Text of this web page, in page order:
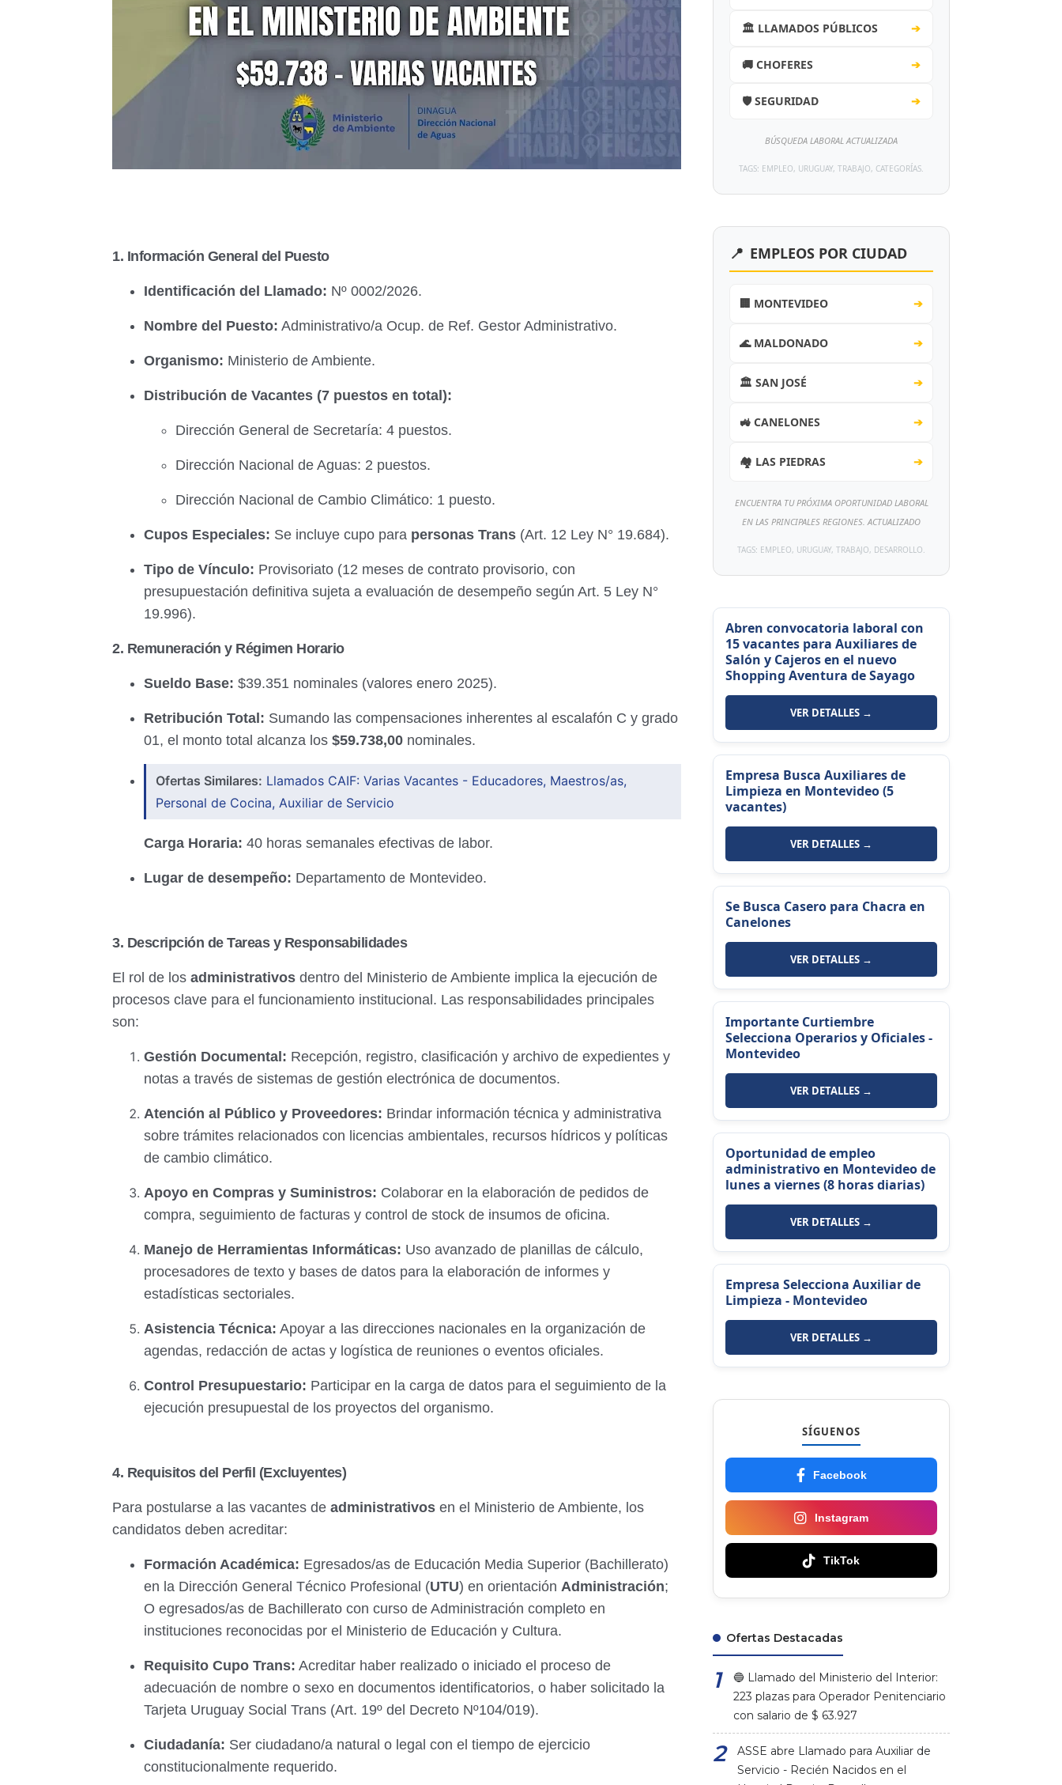
1. Información General del Puesto
Identificación del Llamado: Nº 0002/2026.
Nombre del Puesto: Administrativo/a Ocup. de Ref. Gestor Administrativo.
Organismo: Ministerio de Ambiente.
Distribución de Vacantes (7 puestos en total):
Dirección General de Secretaría: 4 puestos.
Dirección Nacional de Aguas: 2 puestos.
Dirección Nacional de Cambio Climático: 1 puesto.
Cupos Especiales: Se incluye cupo para personas Trans (Art. 12 Ley N° 19.684).
Tipo de Vínculo: Provisoriato (12 meses de contrato provisorio, con
presupuestación definitiva sujeta a evaluación de desempeño según Art. 5 Ley N°
19.996).
2. Remuneración y Régimen Horario
Sueldo Base: $39.351 nominales (valores enero 2025).
Retribución Total: Sumando las compensaciones inherentes al escalafón C y grado
01, el monto total alcanza los $59.738,00 nominales.
Ofertas Similares: Llamados CAIF: Varias Vacantes - Educadores, Maestros/as,
Personal de Cocina, Auxiliar de Servicio
Carga Horaria: 40 horas semanales efectivas de labor.
Lugar de desempeño: Departamento de Montevideo.
3. Descripción de Tareas y Responsabilidades
El rol de los administrativos dentro del Ministerio de Ambiente implica la ejecución de
procesos clave para el funcionamiento institucional. Las responsabilidades principales
son:
Gestión Documental: Recepción, registro, clasificación y archivo de expedientes y
notas a través de sistemas de gestión electrónica de documentos.
Atención al Público y Proveedores: Brindar información técnica y administrativa
sobre trámites relacionados con licencias ambientales, recursos hídricos y políticas
de cambio climático.
Apoyo en Compras y Suministros: Colaborar en la elaboración de pedidos de
compra, seguimiento de facturas y control de stock de insumos de oficina.
Manejo de Herramientas Informáticas: Uso avanzado de planillas de cálculo,
procesadores de texto y bases de datos para la elaboración de informes y
estadísticas sectoriales.
Asistencia Técnica: Apoyar a las direcciones nacionales en la organización de
agendas, redacción de actas y logística de reuniones o eventos oficiales.
Control Presupuestario: Participar en la carga de datos para el seguimiento de la
ejecución presupuestal de los proyectos del organismo.
4. Requisitos del Perfil (Excluyentes)
Para postularse a las vacantes de administrativos en el Ministerio de Ambiente, los
candidatos deben acreditar:
Formación Académica: Egresados/as de Educación Media Superior (Bachillerato)
en la Dirección General Técnico Profesional (UTU) en orientación Administración;
O egresados/as de Bachillerato con curso de Administración completo en
instituciones reconocidas por el Ministerio de Educación y Cultura.
Requisito Cupo Trans: Acreditar haber realizado o iniciado el proceso de
adecuación de nombre o sexo en documentos identificatorios, o haber solicitado la
Tarjeta Uruguay Social Trans (Art. 19º del Decreto Nº104/019).
Ciudadanía: Ser ciudadano/a natural o legal con el tiempo de ejercicio
constitucionalmente requerido.
🏛️ LLAMADOS PÚBLICOS ➔
🚚 CHOFERES ➔
🛡️ SEGURIDAD ➔
BÚSQUEDA LABORAL ACTUALIZADA
TAGS: EMPLEO, URUGUAY, TRABAJO, CATEGORÍAS.
📍 EMPLEOS POR CIUDAD
🏢 MONTEVIDEO ➔
🌊 MALDONADO ➔
🏛️ SAN JOSÉ ➔
🚜 CANELONES ➔
🏘️ LAS PIEDRAS ➔
ENCUENTRA TU PRÓXIMA OPORTUNIDAD LABORAL
EN LAS PRINCIPALES REGIONES. ACTUALIZADO
TAGS: EMPLEO, URUGUAY, TRABAJO, DESARROLLO.
Abren convocatoria laboral con
15 vacantes para Auxiliares de
Salón y Cajeros en el nuevo
Shopping Aventura de Sayago
VER DETALLES →
Empresa Busca Auxiliares de
Limpieza en Montevideo (5
vacantes)
VER DETALLES →
Se Busca Casero para Chacra en
Canelones
VER DETALLES →
Importante Curtiembre
Selecciona Operarios y Oficiales -
Montevideo
VER DETALLES →
Oportunidad de empleo
administrativo en Montevideo de
lunes a viernes (8 horas diarias)
VER DETALLES →
Empresa Selecciona Auxiliar de
Limpieza - Montevideo
VER DETALLES →
SÍGUENOS
Facebook
Instagram
TikTok
Ofertas Destacadas
🔵 Llamado del Ministerio del Interior:
223 plazas para Operador Penitenciario
con salario de $ 63.927
ASSE abre Llamado para Auxiliar de
Servicio - Recién Nacidos en el